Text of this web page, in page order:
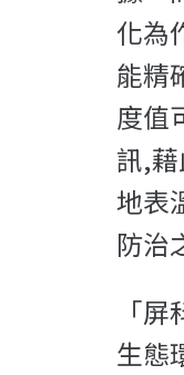
化為
能精
度值
訊,
地表
防治
「
生態